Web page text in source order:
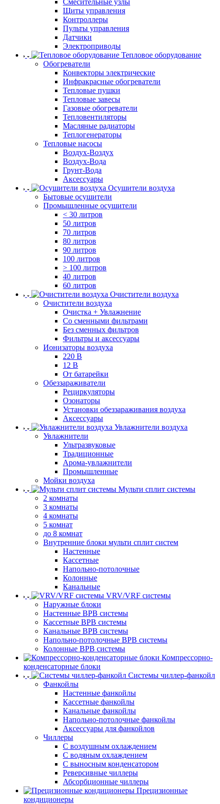
Смесительные узлы
Щиты управления
Контроллеры
Пульты управления
Датчики
Электроприводы
Тепловое оборудование
Обогреватели
Конвекторы электрические
Инфракрасные обогреватели
Тепловые пушки
Тепловые завесы
Газовые обогреватели
Тепловентиляторы
Масляные радиаторы
Теплогенераторы
Тепловые насосы
Воздух-Воздух
Воздух-Вода
Грунт-Вода
Аксессуары
Осушители воздуха
Бытовые осушители
Промышленные осушители
< 30 литров
50 литров
70 литров
80 литров
90 литров
100 литров
> 100 литров
40 литров
60 литров
Очистители воздуха
Очистители воздуха
Очистка + Увлажнение
Cо сменными фильтрами
Без сменных фильтров
Фильтры и аксессуары
Ионизаторы воздуха
220 В
12 В
От батарейки
Обеззараживатели
Рециркуляторы
Озонаторы
Установки обеззараживания воздуха
Аксессуары
Увлажнители воздуха
Увлажнители
Ультразвуковые
Традиционные
Арома-увлажнители
Промышленные
Мойки воздуха
Мульти сплит системы
2 комнаты
3 комнаты
4 комнаты
5 комнат
до 8 комнат
Внутренние блоки мульти сплит систем
Настенные
Кассетные
Напольно-потолочные
Колонные
Канальные
VRV/VRF системы
Наружные блоки
Настенные ВРВ системы
Кассетные ВРВ системы
Канальные ВРВ системы
Напольно-потолочные ВРВ системы
Колонные ВРВ системы
Компрессорно-
конденсаторные блоки
Системы чиллер-фанкойл
Фанкойлы
Настенные фанкойлы
Кассетные фанкойлы
Канальные фанкойлы
Напольно-потолочные фанкойлы
Аксессуары для фанкойлов
Чиллеры
С воздушным охлаждением
С водяным охлаждением
С выносным конденсатором
Реверсивные чиллеры
Абсорбционные чиллеры
Прецизионные
кондиционеры